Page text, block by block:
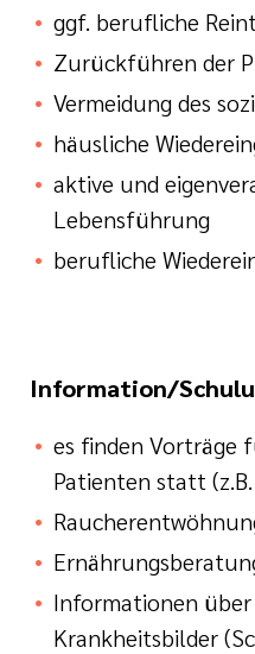
ggf. berufliche
Zurückführen der
Vermeidung des
häusliche
aktive und
Lebensführung
berufliche
Information/
es finden Vorträge
Patienten statt
Informationen über
Krankheitsbilder